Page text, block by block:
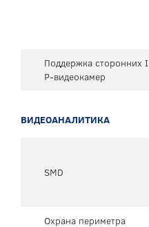
Поддержка сторонних I
P-видеокамер
ВИДЕОАНАЛИТИКА
SMD
Охрана периметра